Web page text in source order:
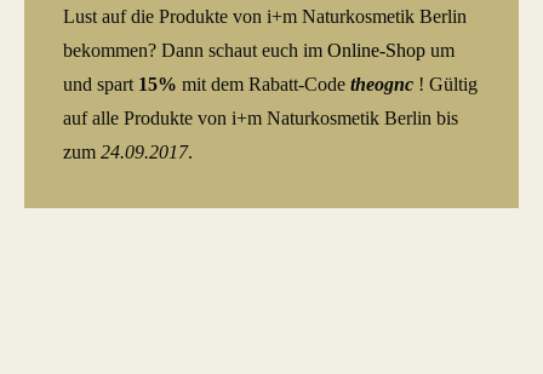
Lust auf die Produkte von i+m Naturkosmetik Berlin
bekommen? Dann schaut euch im Online-Shop um
und spart 15% mit dem Rabatt-Code theognc ! Gültig
auf alle Produkte von i+m Naturkosmetik Berlin bis
zum 24.09.2017.